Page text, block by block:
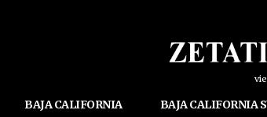
BAJA CALIFORNIA BAJA CALIFORNIA